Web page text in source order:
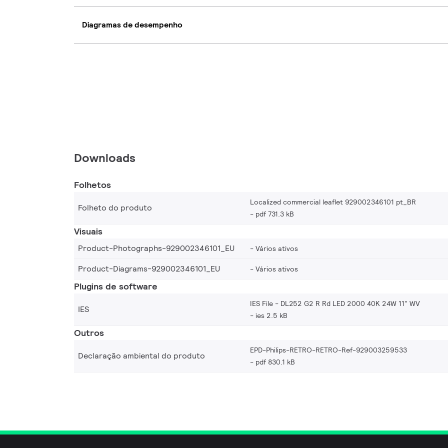
Diagramas de desempenho
Downloads
Folhetos
Folheto do produto
Localized commercial leaflet 929002346101 pt_BR
pdf 731.3 kB
Visuais
Product-Photographs-929002346101_EU Vários ativos
Product-Diagrams-929002346101_EU
Vários ativos
Plugins de software
IES
IES File - DL252 G2 R Rd LED 2000 40K 24W 11" WV
ies 2.5 kB
Outros
Declaração ambiental do produto
EPD-Philips-RETRO-RETRO-Ref-929003259533
pdf 830.1 kB